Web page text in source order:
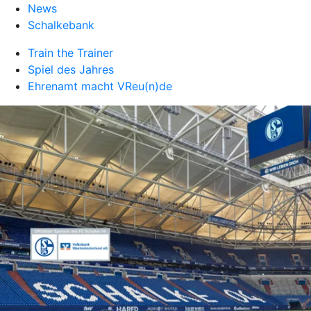
News
Schalkebank
Train the Trainer
Spiel des Jahres
Ehrenamt macht VReu(n)de